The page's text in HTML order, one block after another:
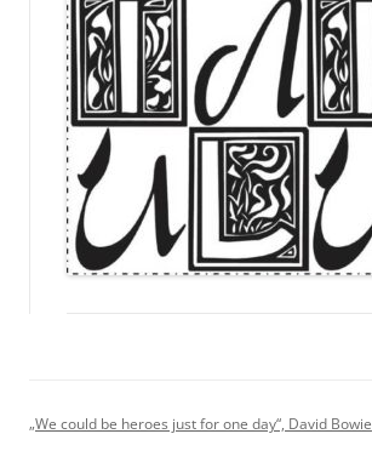
„We could be heroes just for one day“, David Bowie